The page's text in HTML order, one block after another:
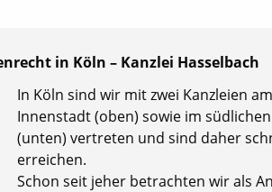
in Köln – Kanzlei Hasselbach
In Köln sind wir mit zwei Kanzleien
Innenstadt (oben) sowie im
(unten) vertreten und sind daher
erreichen.
Schon seit jeher betrachten wir als